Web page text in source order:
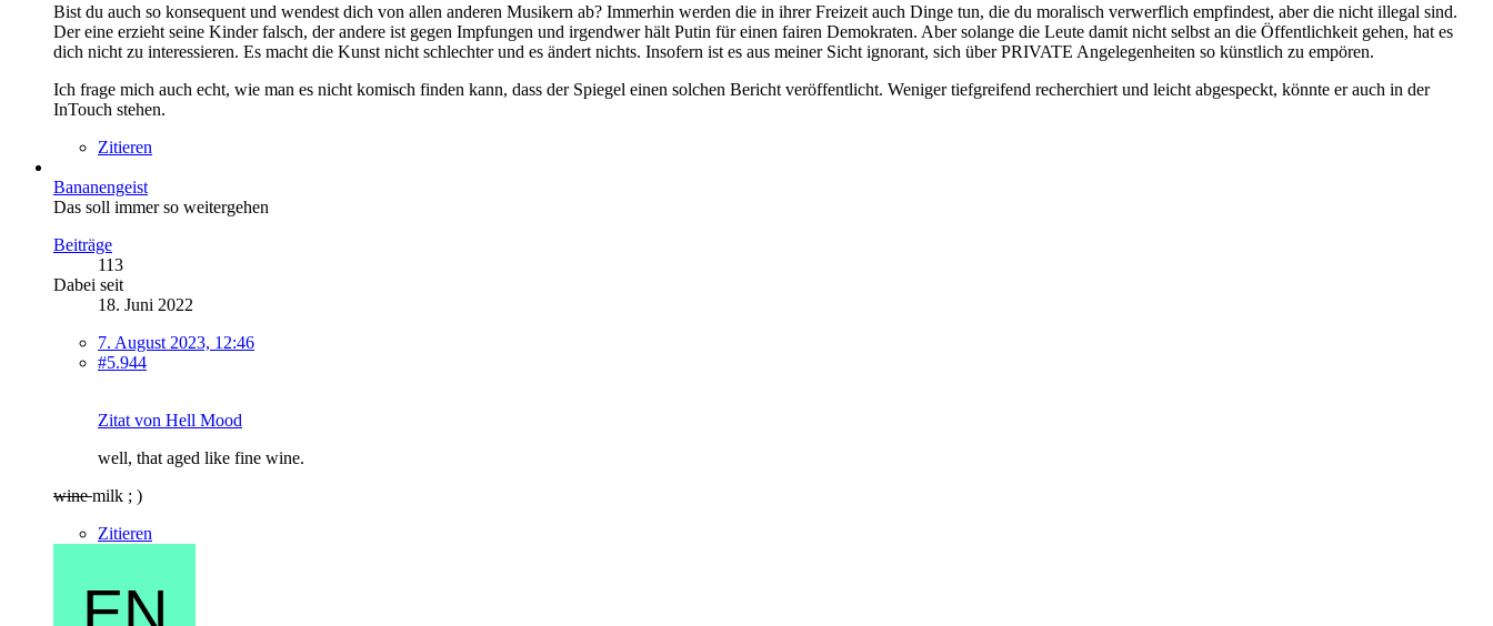
Bist du auch so konsequent und wendest dich von allen anderen Musikern ab? Immerhin werden die in ihrer Freizeit auch Dinge tun, die du moralisch verwerflich empfindest, aber die nicht illegal sind.
Der eine erzieht seine Kinder falsch, der andere ist gegen Impfungen und irgendwer hält Putin für einen fairen Demokraten. Aber solange die Leute damit nicht selbst an die Öffentlichkeit gehen, hat es
dich nicht zu interessieren. Es macht die Kunst nicht schlechter und es ändert nichts. Insofern ist es aus meiner Sicht ignorant, sich über PRIVATE Angelegenheiten so künstlich zu empören.
Ich frage mich auch echt, wie man es nicht komisch finden kann, dass der Spiegel einen solchen Bericht veröffentlicht. Weniger tiefgreifend recherchiert und leicht abgespeckt, könnte er auch in der
InTouch stehen.
Zitieren
Bananengeist
Das soll immer so weitergehen
Beiträge
113
Dabei seit
18. Juni 2022
7. August 2023, 12:46
#5.944
Zitat von Hell Mood
well, that aged like fine wine.
winemilk ; )
Zitieren